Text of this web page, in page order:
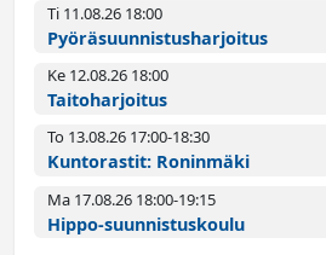
Ti 11.08.26 18:00­
Pyörä­suunnistus­harjoitus
Ke 12.08.26 18:00­
Taitoharjoitus
To 13.08.26 17:00­-18:30
Kuntorastit: Roninmäki
Ma 17.08.26 18:00­-19:15
Hippo-suunnistuskoulu